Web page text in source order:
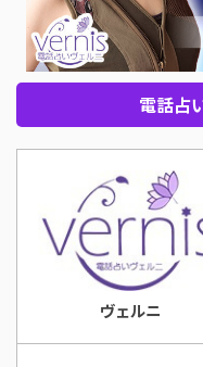
電話占
ヴェルニ